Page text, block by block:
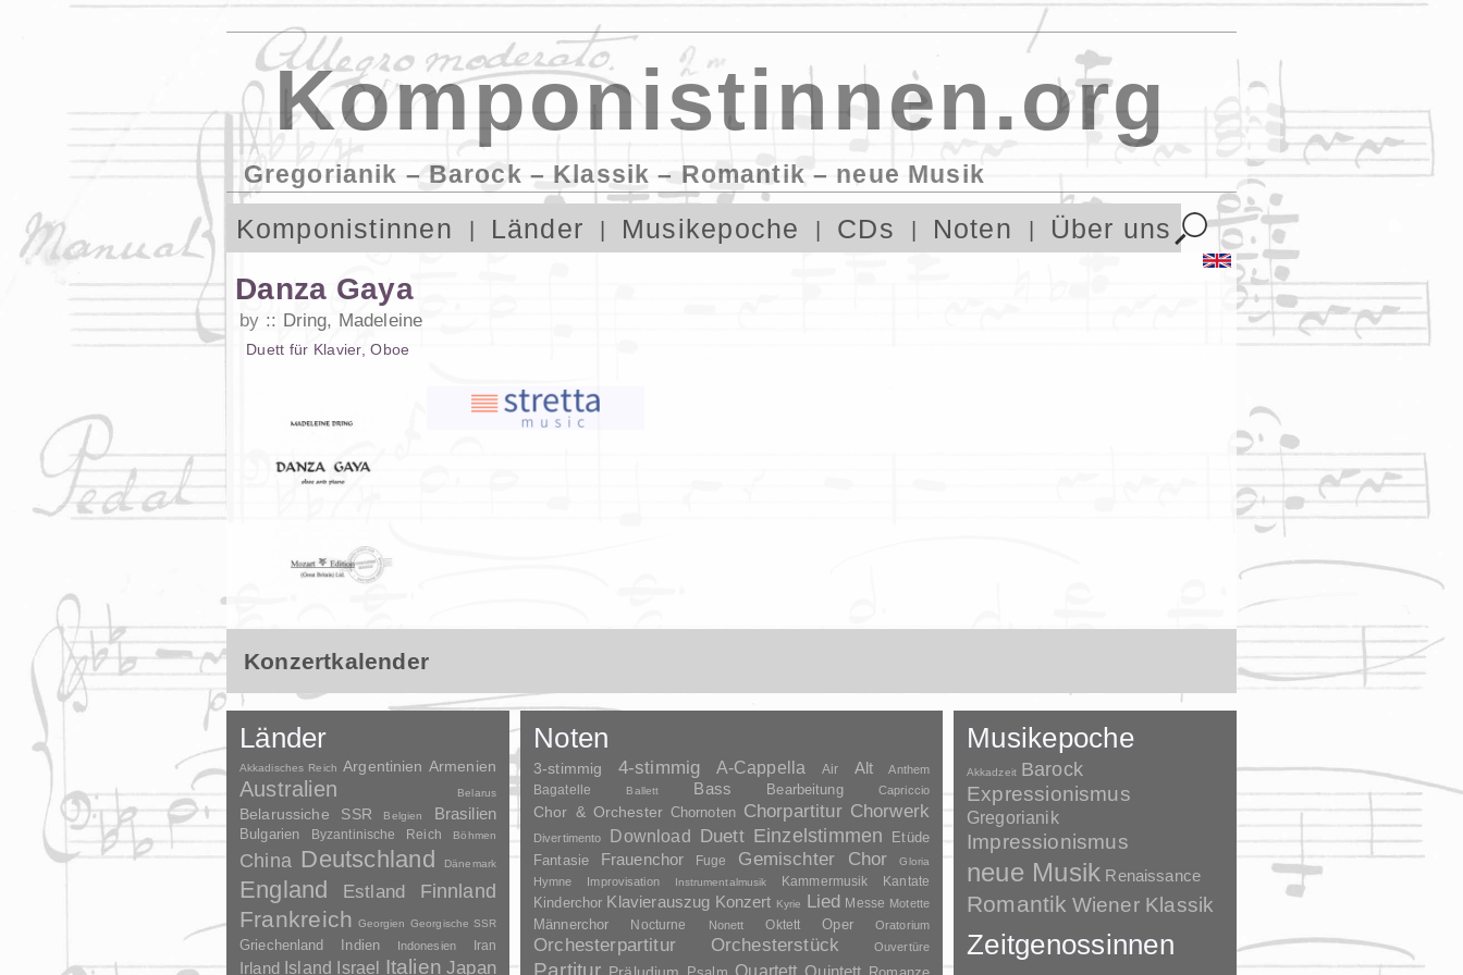
Komponistinnen.org
Gregorianik – Barock – Klassik – Romantik – neue Musik
Komponistinnen Länder Musikepoche CDs Noten Über uns
Danza Gaya
by Dring, Madeleine
Duett für Klavier,Oboe
Konzertkalender
Länder
Akkadisches Reich Argentinien Armenien
Australien Belarus
Belarussiche SSR Belgien Brasilien
Bulgarien Byzantinische Reich Böhmen
China Deutschland Dänemark
England Estland Finnland
Frankreich Georgien Georgische SSR
Griechenland Indien Indonesien Iran
Irland Island Israel Italien Japan
Noten
3-stimmig 4-stimmig A-Cappella Air Alt Anthem
Bagatelle Ballett Bass Bearbeitung Capriccio
Chor & Orchester Chornoten Chorpartitur Chorwerk
Divertimento Download Duett Einzelstimmen Etüde
Fantasie Frauenchor Fuge Gemischter Chor Gloria
Hymne Improvisation Instrumentalmusik Kammermusik Kantate
Kinderchor Klavierauszug Konzert Kyrie Lied Messe Motette
Männerchor Nocturne Nonett Oktett Oper Oratorium
Orchesterpartitur Orchesterstück Ouvertüre
Partitur Quartett Quintett
Musikepoche
Akkadzeit Barock
Expressionismus
Gregorianik
Impressionismus
neue Musik Renaissance
Romantik Wiener Klassik
Zeitgenossinnen